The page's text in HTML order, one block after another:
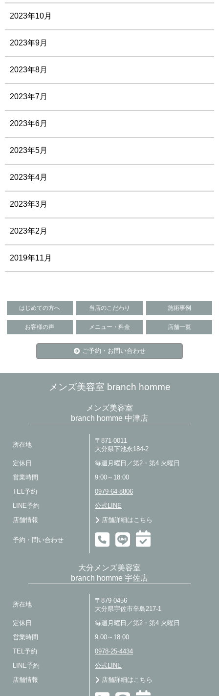
2023年10月
2023年9月
2023年8月
2023年7月
2023年6月
2023年5月
2023年4月
2023年3月
2023年2月
2019年11月
はじめての方へ 当店のこだわり 施術事例
お客様の声 メニュー・料金 店舗一覧
ご予約・お問い合わせ
メンズ美容室 branch homme
メンズ美容室
branch homme 中津店
所在地
〒871-0011
大分県下池永184-2
定休日 毎週月曜日／第2・第4 火曜日
営業時間 9:00～18:00
TEL予約 0979-64-8806
LINE予約 公式LINE
店舗情報 店舗詳細はこちら
予約・問い合わせ
大分メンズ美容室
branch homme 宇佐店
所在地
〒879-0456
大分県宇佐市辛島217-1
定休日 毎週月曜日／第2・第4 火曜日
営業時間 9:00～18:00
TEL予約 0978-25-4434
LINE予約 公式LINE
店舗情報 店舗詳細はこちら